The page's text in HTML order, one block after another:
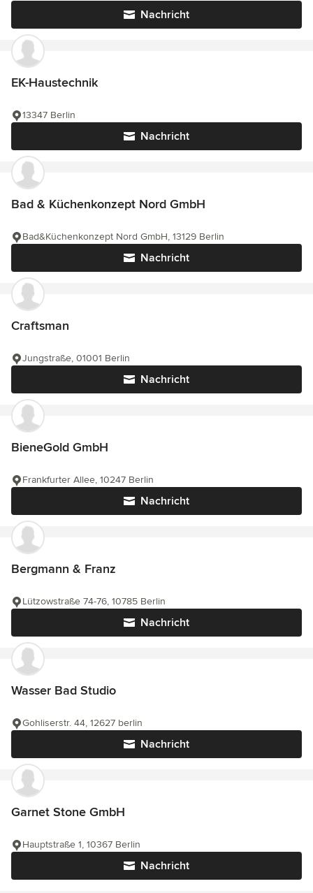
Nachricht
EK-Haustechnik
Nachricht
13347 Berlin
Bad & Küchenkonzept Nord GmbH
Nachricht
Bad&Küchenkonzept Nord GmbH, 13129 Berlin
Craftsman
Nachricht
Jungstraße, 01001 Berlin
BieneGold GmbH
Nachricht
Frankfurter Allee, 10247 Berlin
Bergmann & Franz
Nachricht
Lützowstraße 74-76, 10785 Berlin
Wasser Bad Studio
Nachricht
Gohliserstr. 44, 12627 berlin
Garnet Stone GmbH
Nachricht
Hauptstraße 1, 10367 Berlin